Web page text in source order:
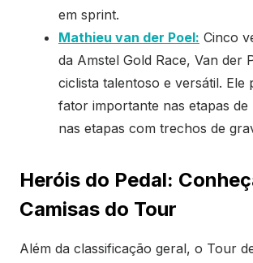
em sprint.
Mathieu van der Poel: Cinco
da Amstel Gold Race, Van der
ciclista talentoso e versátil. Ele
fator importante nas etapas de
nas etapas com trechos de
Heróis do Pedal:
Camisas do Tour
Além da classificação geral, o Tour